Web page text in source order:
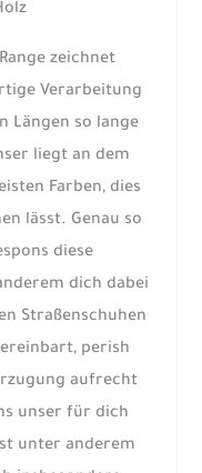
zeichnet
Verarbeitung
Längen so lange
liegt an dem
Farben, dies
lässt. Genau so
diese
dich dabei
Straßenschuhen
perish
aufrecht
unser für dich
unter anderem